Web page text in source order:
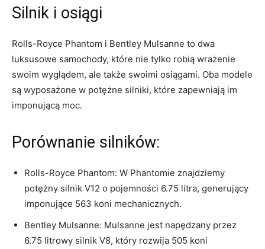
Silnik i osiągi
Rolls-Royce Phantom i Bentley Mulsanne to dwa
luksusowe samochody, które ‌nie⁢ tylko robią wrażenie
swoim wyglądem, ale także swoimi osiągami. Oba modele
są wyposażone w potężne silniki, które zapewniają im
imponującą moc.
Porównanie ⁣silników:
Rolls-Royce Phantom: W Phantomie znajdziemy
potężny‌ silnik V12 o pojemności 6.75 litra, generujący
imponujące 563 koni mechanicznych.
Bentley Mulsanne: Mulsanne jest napędzany przez
6.75 litrowy silnik V8, który rozwija 505 koni